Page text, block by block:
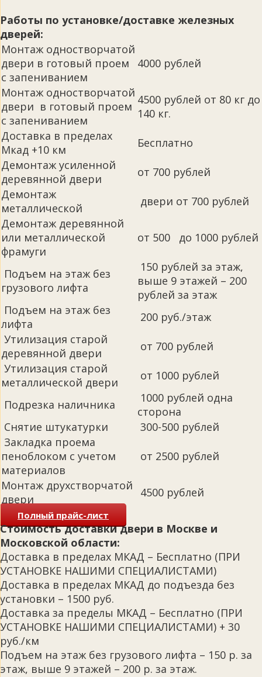
Работы по установке/доставке железных
дверей:
Монтаж одностворчатой
двери в готовый проем
с запениванием
4000 рублей
Монтаж одностворчатой
двери в готовый проем
с запениванием
4500 рублей от 80 кг до
140 кг.
Доставка в пределах
Мкад +10 км
Бесплатно
Демонтаж усиленной
деревянной двери
от 700 рублей
Демонтаж
металлической
двери от 700 рублей
Демонтаж деревянной
или металлической
фрамуги
от 500 до 1000 рублей
Подъем на этаж без
грузового лифта
150 рублей за этаж,
выше 9 этажей – 200
рублей за этаж
Подъем на этаж без
лифта
200 руб./этаж
Утилизация старой
деревянной двери
от 700 рублей
Утилизация старой
металлической двери
от 1000 рублей
Подрезка наличника
1000 рублей одна
сторона
Снятие штукатурки
300-500 рублей
Закладка проема
пеноблоком с учетом
материалов
от 2500 рублей
Монтаж друхстворчатой
двери
4500 рублей
Полный прайс-лист
Стоимость доставки двери в Москве и
Московской области:
Доставка в пределах МКАД – Бесплатно (ПРИ
УСТАНОВКЕ НАШИМИ СПЕЦИАЛИСТАМИ)
Доставка в пределах МКАД до подъезда без
установки – 1500 руб.
Доставка за пределы МКАД – Бесплатно (ПРИ
УСТАНОВКЕ НАШИМИ СПЕЦИАЛИСТАМИ) + 30
руб./км
Подъем на этаж без грузового лифта – 150 р. за
этаж, выше 9 этажей – 200 р. за этаж.